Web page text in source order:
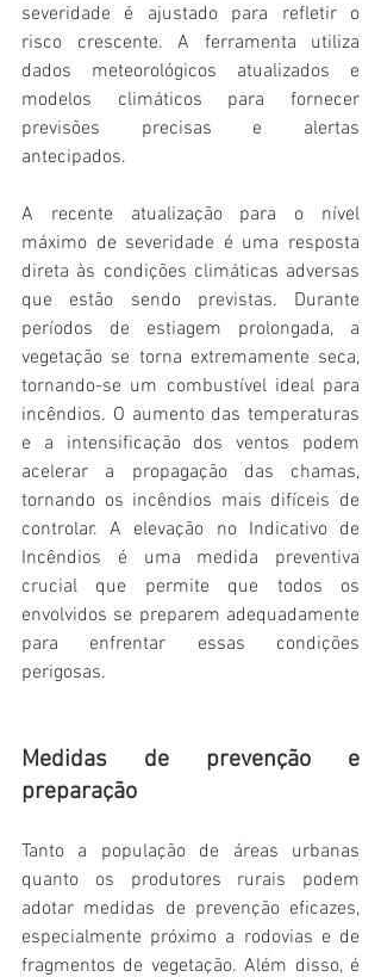
severidade é ajustado para refletir o
risco crescente. A ferramenta utiliza
dados meteorológicos atualizados e
modelos climáticos para fornecer
previsões precisas e alertas
antecipados.
A recente atualização para o nível
máximo de severidade é uma resposta
direta às condições climáticas adversas
que estão sendo previstas. Durante
períodos de estiagem prolongada, a
vegetação se torna extremamente seca,
tornando-se um combustível ideal para
incêndios. O aumento das temperaturas
e a intensificação dos ventos podem
acelerar a propagação das chamas,
tornando os incêndios mais difíceis de
controlar. A elevação no Indicativo de
Incêndios é uma medida preventiva
crucial que permite que todos os
envolvidos se preparem adequadamente
para enfrentar essas condições
perigosas.
Medidas de prevenção e
preparação
Tanto a população de áreas urbanas
quanto os produtores rurais podem
adotar medidas de prevenção eficazes,
especialmente próximo a rodovias e de
fragmentos de vegetação. Além disso, é